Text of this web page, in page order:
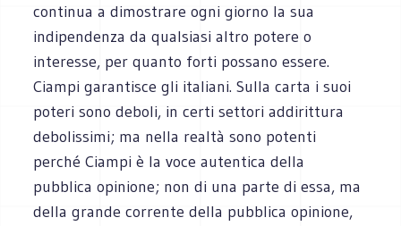
continua a dimostrare ogni giorno la sua
indipendenza da qualsiasi altro potere o
interesse, per quanto forti possano essere.
Ciampi garantisce gli italiani. Sulla carta i suoi
poteri sono deboli, in certi settori addirittura
debolissimi; ma nella realtà sono potenti
perché Ciampi è la voce autentica della
pubblica opinione; non di una parte di essa, ma
della grande corrente della pubblica opinione,